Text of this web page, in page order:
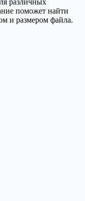
поможет найти
и размером файла.